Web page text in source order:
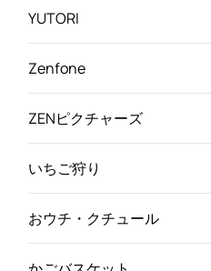
YUTORI
Zenfone
ZENピクチャーズ
いちご狩り
おウチ・クチュール